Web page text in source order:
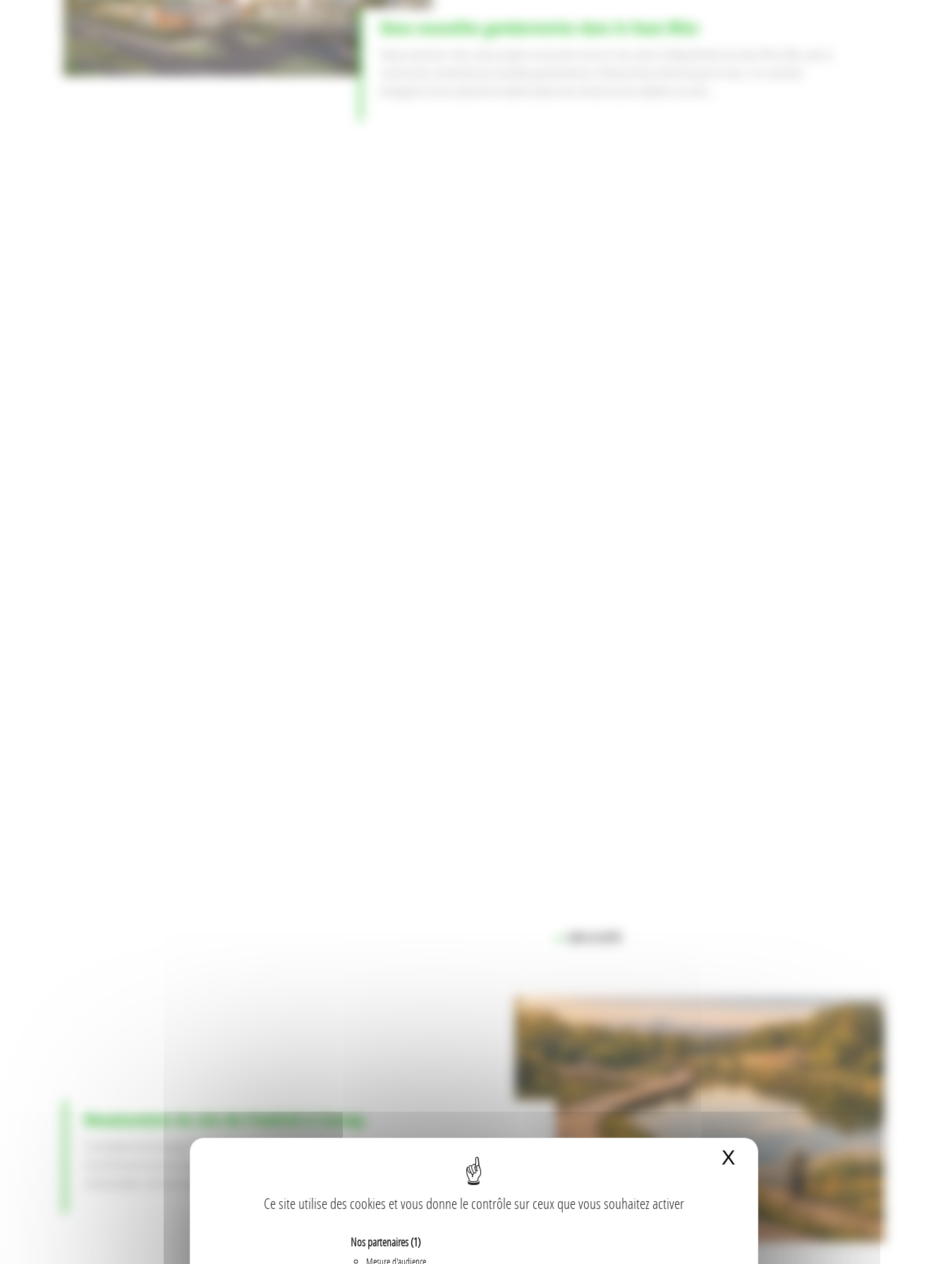
Ce site utilise des cookies et vous donne le contrôle sur ceux que vous souhaitez activer
Nos partenaires(1)
X Masquer le bandeau
Toiture terrasse Mélange à Béton
Deux nouvelles gendarmeries dans le Haut-Rhin
Renaturation du site de Friedrich à Cernay
L’Installation de Stockage de Déchets Inertes de Friedrich est située sur la Commune de Cernay. MICHEL SAS
est présente en tant qu’exploitante pour remblayer cette ancienne gravière envue de créer une zone verte